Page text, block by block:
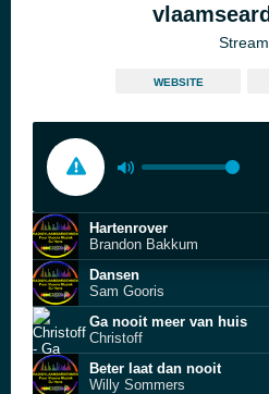
Stream
WEBSITE
Hartenrover
Brandon Bakkum
Dansen
Sam Gooris
Ga nooit meer van huis
Christoff
Beter laat dan nooit
Willy Sommers